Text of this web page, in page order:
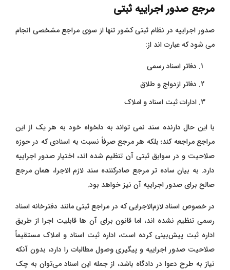
مرجع صدور اجراییه ثبتی
صدور اجراییه در نظام ثبتی کشور تنها از سوی مراجع مشخصی انجام
می‌ شود که عبارت ‌اند از:
دفاتر اسناد رسمی
دفاتر ازدواج و طلاق
ادارات ثبت اسناد و املاک
با این حال دارنده سند نمی ‌تواند به دلخواه خود به هر یک از این
مراجع مراجعه کند؛ بلکه هر مرجع صرفاً نسبت به اسنادی که در حوزه
صلاحیت و در سوابق ثبتی آن تنظیم شده‌ اند، اختیار صدور اجراییه
دارد. به بیان ساده تر مرجع صادرکننده سند لازم الاجرا، همان مرجع
صالح برای صدور اجراییه آن نیز خواهد بود.
در خصوص اسناد لازم‌الاجرایی که در مراجع ثبتی مانند دفترخانه اسناد
رسمی تنظیم نشده‌ اند، اما قانون برای آن ‌ها قابلیت اجرا از طریق
اداره ثبت پیش‌بینی کرده است، اداره ثبت اسناد و املاک مستقیماً
صلاحیت صدور اجراییه و پیگیری وصول مطالبات را دارد، بدون آنکه
نیاز به طرح دعوا در دادگاه باشد، از جمله این اسناد می‌توان به چک